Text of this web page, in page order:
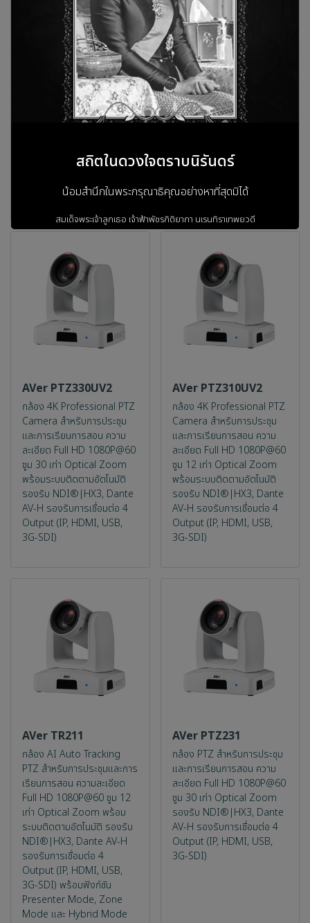
AVer PTC320UV2
กล้อง 4K AI Auto Tracking
PTZ Camera สำหรับการ
ประชุมและการเรียนการสอน
ซูม 21 เท่า Optical Zoom
พร้อมระบบติดตามอัตโนมัติ
รองรับ NDI®|HX3 รองรับ
ฟังก์ชัน Presenter Mode,
AVer PTC310UV2
กล้อง 4K AI Auto Tracking
PTZ Camera สำหรับการ
ประชุมและการเรียนการสอน
ซูม 12 เท่า Optical Zoom
พร้อมระบบติดตามอัตโนมัติ
รองรับ NDI®|HX3 รองรับ
ฟังก์ชัน Presenter Mode,
Mode
AVer PTZ330UV2
กล้อง 4K Professional PTZ
Camera สำหรับการประชุม
และการเรียนการสอน ความ
ละเอียด Full HD 1080P@60
ซูม 30 เท่า Optical Zoom
พร้อมระบบติดตามอัตโนมัติ
รองรับ NDI®|HX3, Dante
AV-H รองรับการเชื่อมต่อ 4
Output (IP, HDMI, USB,
3G-SDI)
AVer PTZ310UV2
กล้อง 4K Professional PTZ
Camera สำหรับการประชุม
และการเรียนการสอน ความ
ละเอียด Full HD 1080P@60
ซูม 12 เท่า Optical Zoom
พร้อมระบบติดตามอัตโนมัติ
รองรับ NDI®|HX3, Dante
AV-H รองรับการเชื่อมต่อ 4
Output (IP, HDMI, USB,
3G-SDI)
AVer TR211
กล้อง AI Auto Tracking
PTZ สำหรับการประชุมและการ
เรียนการสอน ความละเอียด
Full HD 1080P@60 ซูม 12
เท่า Optical Zoom พร้อม
ระบบติดตามอัตโนมัติ รองรับ
NDI®|HX3, Dante AV-H
รองรับการเชื่อมต่อ 4
Output (IP, HDMI, USB,
3G-SDI) พร้อมฟังก์ชัน
Presenter Mode, Zone
Mode และ Hybrid Mode
AVer PTZ231
กล้อง PTZ สำหรับการประชุม
และการเรียนการสอน ความ
ละเอียด Full HD 1080P@60
ซูม 30 เท่า Optical Zoom
รองรับ NDI®|HX3, Dante
AV-H รองรับการเชื่อมต่อ 4
Output (IP, HDMI, USB,
3G-SDI)
สถิตในดวงใจตราบนิรันดร์
น้อมสำนึกในพระกรุณาธิคุณอย่างหาที่สุดมิได้
สมเด็จพระเจ้าลูกเธอ เจ้าฟ้าพัชรกิติยาภา นเรนทิราเทพยวดี
ข้าพระพุทธเจ้า ผู้บริหารและพนักงาน
บริษัท วรธันย์ เทคโนโลยี จำกัด